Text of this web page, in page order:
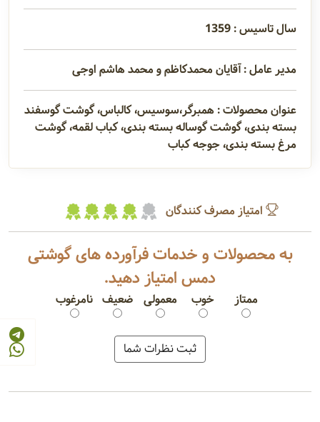
سال تاسیس : 1359
مدیر عامل : آقایان محمدکاظم و محمد هاشم اوجی
عنوان محصولات : همبرگر،سوسیس، کالباس، گوشت گوسفند
بسته بندی، گوشت گوساله بسته بندی، کباب لقمه، گوشت
مرغ بسته بندی، جوجه کباب
امتیاز مصرف کنندگان
به محصولات و خدمات فرآورده های گوشتی
دمس امتیاز دهید.
نامرغوب ضعیف معمولی خوب ممتاز